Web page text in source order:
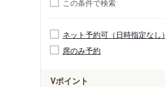
この条件で検索
ネット予約可（日時指定なし）
席のみ予約
Vポイント